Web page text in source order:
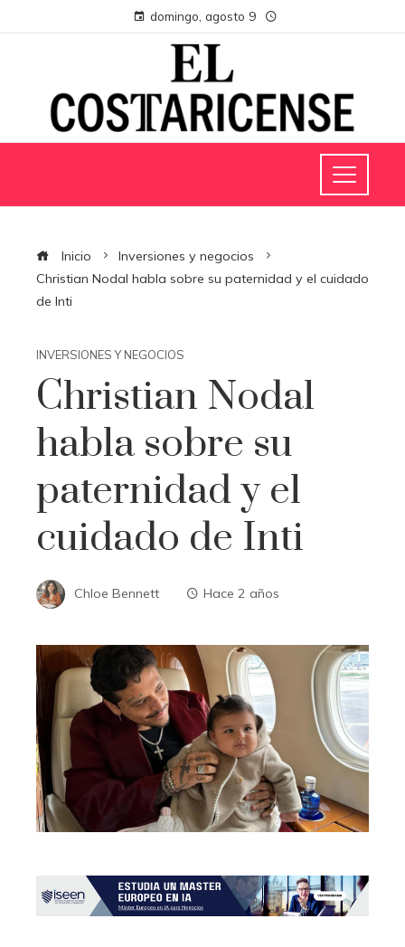
domingo, agosto 9
Inicio
Inversiones y negocios
Christian Nodal habla sobre su paternidad y el cuidado
de Inti
INVERSIONES Y NEGOCIOS
Christian Nodal
habla sobre su
paternidad y el
cuidado de Inti
Chloe Bennett Hace 2 años